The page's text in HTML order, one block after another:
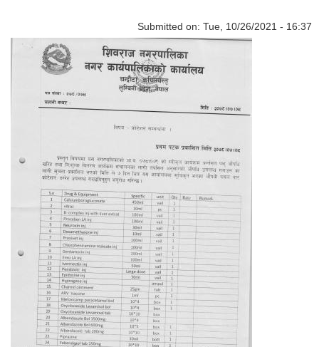
Submitted on: Tue, 10/26/2021 - 16:37